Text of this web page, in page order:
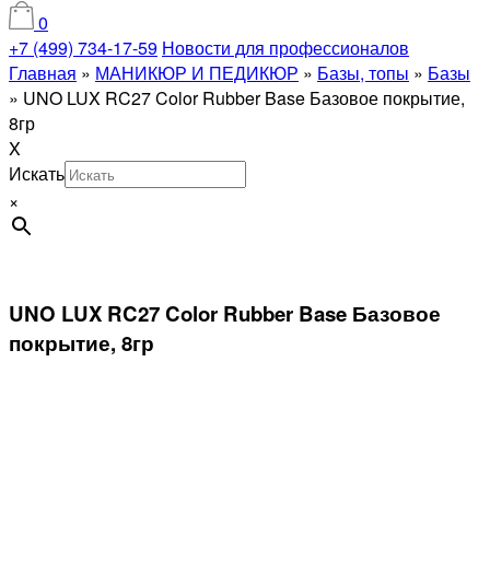
0
+7 (499) 734-17-59 Новости для профессионалов
Главная » МАНИКЮР И ПЕДИКЮР » Базы, топы » Базы
» UNO LUX RC27 Color Rubber Base Базовое покрытие,
8гр
X
Искать
×
UNO LUX RC27 Color Rubber Base Базовое
покрытие, 8гр